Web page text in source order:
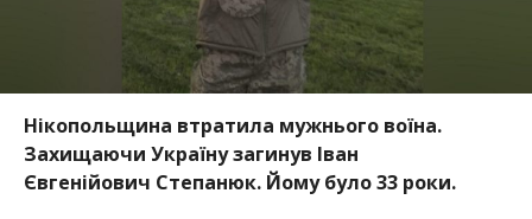
Нікопольщина втратила мужнього воїна.
Захищаючи Україну загинув Іван
Євгенійович Степанюк. Йому було 33 роки.